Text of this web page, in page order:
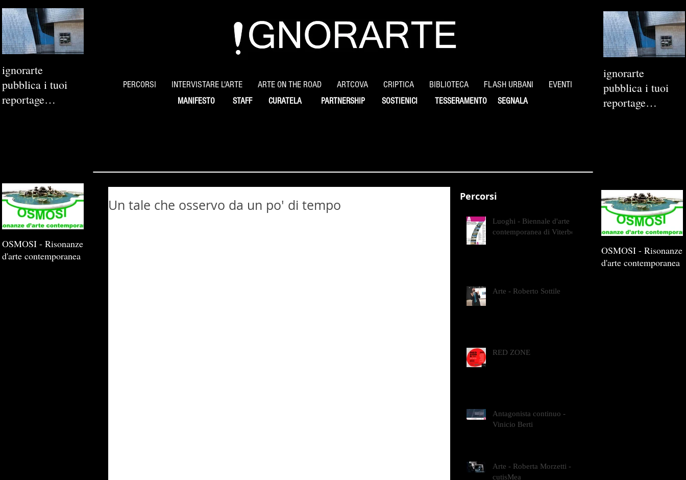
ignorarte
pubblica i tuoi
reportage
PERCORSI INTERVISTARE L'ARTE ARTE ON THE ROAD ARTCOVA CRIPTICA BIBLIOTECA FLASH URBANI EVENTI
MANIFESTO STAFF CURATELA PARTNERSHIP SOSTIENICI SEGNALA
TESSERAMENTO
ignorarte
pubblica i tuoi
reportage
Un tale che osservo da un po' di tempo
Percorsi
Luoghi - Biennale d'arte
contemporanea di Viterbo
Arte - Roberto Sottile
RED ZONE
Antagonista continuo -
Vinicio Berti
Arte - Roberta Morzetti -
cutisMea
OSMOSI - Risonanze
d'arte contemporanea
OSMOSI - Risonanze
d'arte contemporanea